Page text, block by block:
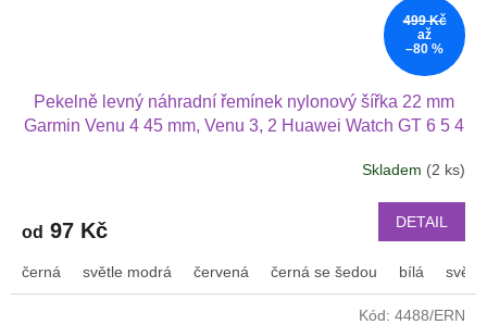
499 Kč
až
–80 %
Pekelně levný náhradní řemínek nylonový šířka 22 mm
Garmin Venu 4 45 mm, Venu 3, 2 Huawei Watch GT 6 5 4
Skladem (2 ks)
od 97 Kč DETAIL
černá světle modrá červená černá se šedou bílá
Kód: 4488/ERN